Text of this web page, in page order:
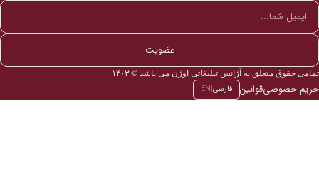
عضویت
تمامی حقوق متعلق به آژانس تبلیغاتی اوژن می باشد © ۱۴۰۳
حریم خصوصیقوانین فارسی|
EN